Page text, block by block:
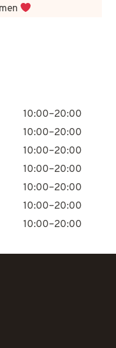
10:00–20:00
10:00–20:00
10:00–20:00
10:00–20:00
10:00–20:00
10:00–20:00
10:00–20:00